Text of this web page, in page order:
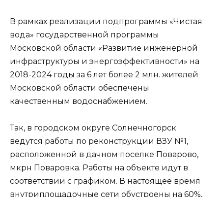
В рамках реализации подпрограммы «Чистая
вода» государственной программы
Московской области «Развитие инженерной
инфраструктуры и энергоэффективности» на
2018-2024 годы за 6 лет более 2 млн. жителей
Московской области обеспечены
качественным водоснабжением.
Так, в городском округе Солнечногорск
ведутся работы по реконструкции ВЗУ №1,
расположенной в дачном поселке Поварово,
мкрн Поваровка. Работы на объекте идут в
соответствии с графиком. В настоящее время
внутриплощадочные сети обустроены на 60%,